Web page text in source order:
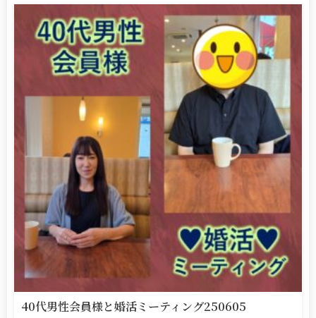
40代男性会員様と婚活ミーティング250605